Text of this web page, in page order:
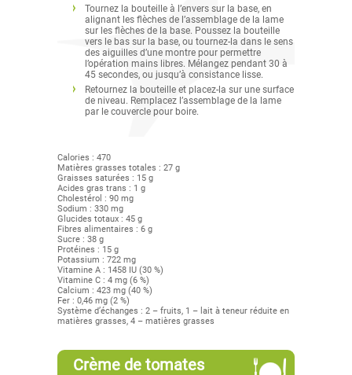
Tournez la bouteille à l’envers sur la base, en
alignant les flèches de l’assemblage de la lame
sur les flèches de la base. Poussez la bouteille
vers le bas sur la base, ou tournez-la dans le sens
des aiguilles d’une montre pour permettre
l’opération mains libres. Mélangez pendant 30 à
45 secondes, ou jusqu’à consistance lisse.
Retournez la bouteille et placez-la sur une surface
de niveau. Remplacez l’assemblage de la lame
par le couvercle pour boire.
Calories : 470
Matières grasses totales : 27 g
Graisses saturées : 15 g
Acides gras trans : 1 g
Cholestérol : 90 mg
Sodium : 330 mg
Glucides totaux : 45 g
Fibres alimentaires : 6 g
Sucre : 38 g
Protéines : 15 g
Potassium : 722 mg
Vitamine A : 1458 IU (30 %)
Vitamine C : 4 mg (6 %)
Calcium : 423 mg (40 %)
Fer : 0,46 mg (2 %)
Système d’échanges : 2 – fruits, 1 – lait à teneur réduite en
matières grasses, 4 – matières grasses
Crème de tomates